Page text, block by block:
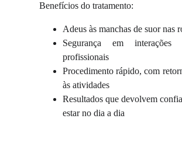
Benefícios do tratamento:
Adeus às manchas de suor nas
Segurança em
profissionais
Procedimento rápido, com
às atividades
Resultados que devolvem
estar no dia a dia